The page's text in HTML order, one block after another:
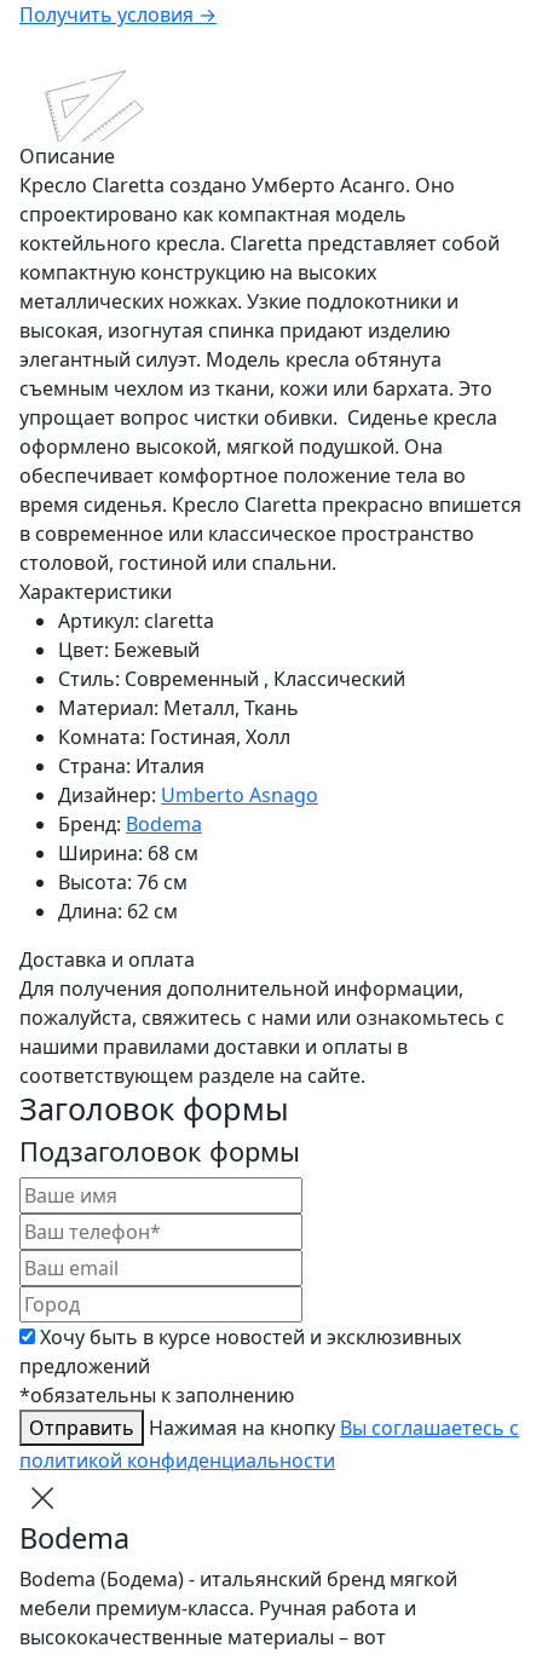
Получить условия →
Описание
Кресло Claretta создано Умберто Асанго. Оно
спроектировано как компактная модель
коктейльного кресла. Claretta представляет собой
компактную конструкцию на высоких
металлических ножках. Узкие подлокотники и
высокая, изогнутая спинка придают изделию
элегантный силуэт. Модель кресла обтянута
съемным чехлом из ткани, кожи или бархата. Это
упрощает вопрос чистки обивки. Сиденье кресла
оформлено высокой, мягкой подушкой. Она
обеспечивает комфортное положение тела во
время сиденья. Кресло Claretta прекрасно впишется
в современное или классическое пространство
столовой, гостиной или спальни.
Характеристики
Артикул: claretta
Цвет: Бежевый
Стиль: Современный , Классический
Материал: Металл, Ткань
Комната: Гостиная, Холл
Страна: Италия
Дизайнер: Umberto Asnago
Бренд: Bodema
Ширина: 68 см
Высота: 76 см
Длина: 62 см
Доставка и оплата
Для получения дополнительной информации,
пожалуйста, свяжитесь с нами или ознакомьтесь с
нашими правилами доставки и оплаты в
соответствующем разделе на сайте.
Заголовок формы
Подзаголовок формы
Хочу быть в курсе новостей и эксклюзивных
предложений
*обязательны к заполнению
Отправить
Нажимая на кнопку Вы соглашаетесь с
политикой конфиденциальности
Bodema
Bodema (Бодема) - итальянский бренд мягкой
мебели премиум-класса. Ручная работа и
высококачественные материалы – вот